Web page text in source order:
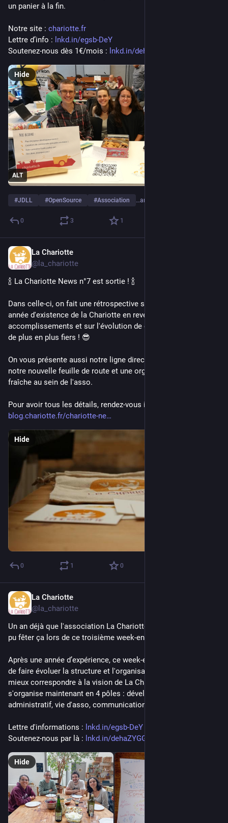
un panier à la fin.
Notre site : chariotte.fr
Lettre d’info : lnkd.in/egsb-DeY
Soutenez-nous dès 1€/mois : lnkd.in/dehaZYGG
ALT
Hide
#JDLL #OpenSource #Association …and 2 more
0 3 1
La Chariotte
@la_chariotte
🍾 La Chariotte News n°7 est sortie ! 🍾
Dans celle-ci, on fait une rétrospective sur cette première
année d'existence de la Chariotte en revenant sur nos
accomplissements et sur l'évolution de cet outil dont on est
de plus en plus fiers ! 😎
On vous présente aussi notre ligne directrice pour 2025 avec
notre nouvelle feuille de route et une organisation toute
fraîche au sein de l'asso.
Pour avoir tous les détails, rendez-vous ici :
blog.chariotte.fr/chariotte-ne
Hide
0 1 0
La Chariotte
@la_chariotte
Un an déjà que l'association La Chariotte existe. Nous avons
pu fêter ça lors de ce troisième week-end de travail à Lyon.
Après une année d’expérience, ce week-end a été l'occasion
de faire évoluer la structure et l'organisation de travail pour
mieux correspondre à la vision de La Chariotte. L'association
s'organise maintenant en 4 pôles : développement,
administratif, vie d'asso, communication.
Lettre d'informations : lnkd.in/egsb-DeY
Soutenez-nous par là : lnkd.in/dehaZYGG
Hide